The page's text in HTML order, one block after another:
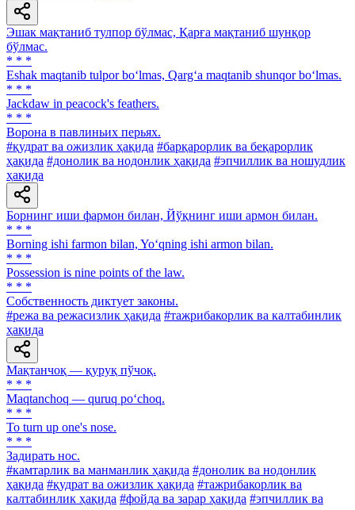
Эшак мақтаниб тулпор бўлмас, Қарға мақтаниб шунқор
бўлмас.
* * *
Eshak maqtanib tulpor bo‘lmas, Qarg‘a maqtanib shunqor bo‘lmas.
* * *
Jackdaw in peacock's feathers.
* * *
Ворона в павлиньих перьях.
#қудрат ва ожизлик ҳақида #барқарорлик ва беқарорлик
ҳақида #донолик ва нодонлик ҳақида #эпчиллик ва ношудлик
ҳақида
Борнинг иши фармон билан, Йўқнинг иши армон билан.
* * *
Borning ishi farmon bilan, Yo‘qning ishi armon bilan.
* * *
Possession is nine points of the law.
* * *
Собственность диктует законы.
#режа ва режасизлик ҳақида #тажрибакорлик ва калтабинлик
ҳақида
Мақтанчоқ — қуруқ пўчоқ.
* * *
Maqtanchoq — quruq po‘choq.
* * *
To turn up one's nose.
* * *
Задирать нос.
#камтарлик ва манманлик ҳақида #донолик ва нодонлик
ҳақида #қудрат ва ожизлик ҳақида #тажрибакорлик ва
калтабинлик ҳақида #фойда ва зарар ҳақида #эпчиллик ва